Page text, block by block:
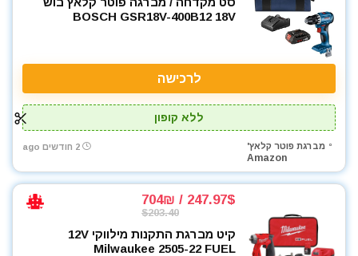
BOSCH GSR18V-400B12 18V
לרכישה
ללא קופון
מברגת פוטר קלאץ'
Amazon
2 חודשים ago
247.97$ / 704₪
$203.40
קיט מברגת התקנות מילווקי 12V
Milwaukee 2505-22 FUEL